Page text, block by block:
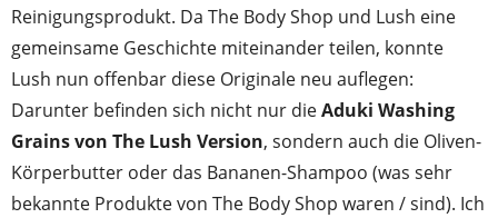
Reinigungsprodukt. Da The Body Shop und Lush eine
gemeinsame Geschichte miteinander teilen, konnte
Lush nun offenbar diese Originale neu auflegen:
Darunter befinden sich nicht nur dieAduki Washing
Grains von The Lush Version, sondern auch die Oliven-
Körperbutter oder das Bananen-Shampoo (was sehr
bekannte Produkte von The Body Shop waren / sind). Ich